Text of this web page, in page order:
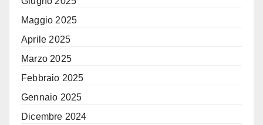
Maggio 2025
Aprile 2025
Marzo 2025
Febbraio 2025
Gennaio 2025
Dicembre 2024